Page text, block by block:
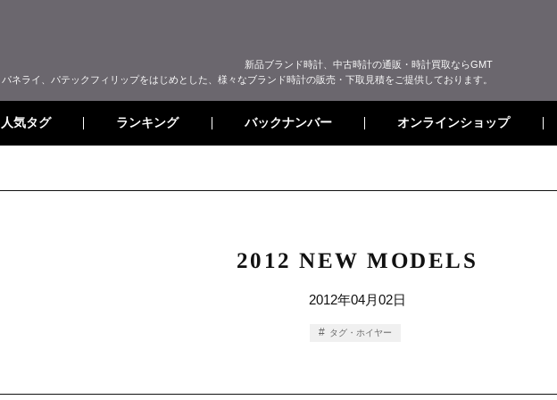
新品ブランド時計、中古時計の通販・時計買取ならGMT
パネライ、パテックフィリップをはじめとした、様々なブランド時計の販売・下取見積をご提供しております。
人気タグ ランキング バックナンバー オンラインショップ
2012 NEW MODELS
2012年04月02日
タグ・ホイヤー